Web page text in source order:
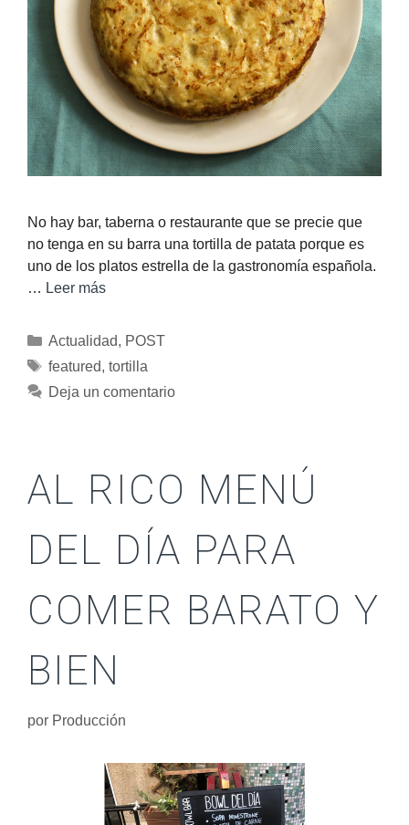
No hay bar, taberna o restaurante que se precie que
no tenga en su barra una tortilla de patata porque es
uno de los platos estrella de la gastronomía española.
… Leer más
Actualidad, POST
featured, tortilla
Deja un comentario
AL RICO MENÚ
DEL DÍA PARA
COMER BARATO Y
BIEN
por Producción